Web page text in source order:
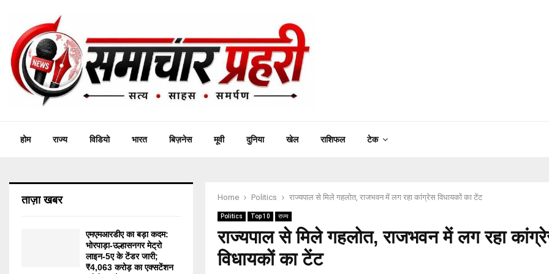
होम राज्य विडियो भारत बिज़नेस मूवी दुनिया खेल राशिफल टेक
Home Politics राज्यपाल से मिले गहलोत, राजभवन में लग रहा कांग्रेस विधायकों का टेंट
Politics Top 10 राज्य
राज्यपाल से मिले गहलोत, राजभवन में लग रहा
विधायकों का टेंट
ताज़ा खबर
एमएमआरडीए का बड़ा कदम:
भोरपाड़ा-उल्हासनगर मेट्रो
लाइन-5ए के टेंडर जारी;
₹4,063 करोड़ का एक्सटेंशन